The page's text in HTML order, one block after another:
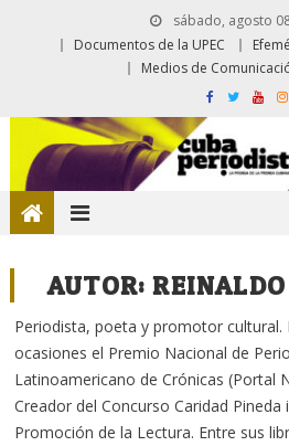
sábado, agosto
Documentos de la UPEC
Medios de
AUTOR:REINALDO
Periodista, poeta y promotor cultural.
ocasiones el Premio Nacional de
Latinoamericano de Crónicas (Portal
Creador del Concurso Caridad
Promoción de la Lectura. Entre sus